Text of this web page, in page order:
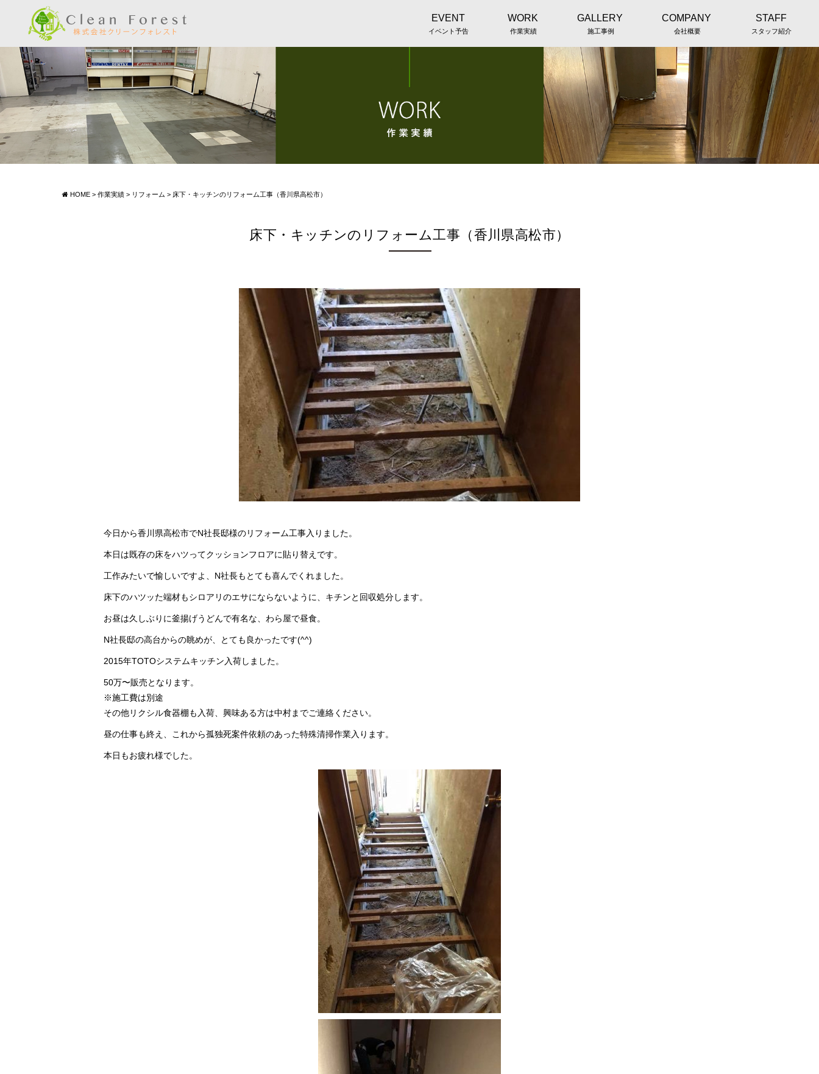
EVENT
イベント予告
WORK
作業実績
GALLERY
施工事例
COMPANY
会社概要
STAFF
スタッフ紹介
HOME > 作業実績 > リフォーム > 床下・キッチンのリフォーム工事（香川県高松市）
床下・キッチンのリフォーム工事（香川県高松市）
今日から香川県高松市でN社長邸様のリフォーム工事入りました。
本日は既存の床をハツってクッションフロアに貼り替えです。
工作みたいで愉しいですよ、N社長もとても喜んでくれました。
床下のハツッた端材もシロアリのエサにならないように、キチンと回収処分します。
お昼は久しぶりに釜揚げうどんで有名な、わら屋で昼食。
N社長邸の高台からの眺めが、とても良かったです(^^)
2015年TOTOシステムキッチン入荷しました。
50万〜販売となります。
※施工費は別途
その他リクシル食器棚も入荷、興味ある方は中村までご連絡ください。
昼の仕事も終え、これから孤独死案件依頼のあった特殊清掃作業入ります。
本日もお疲れ様でした。